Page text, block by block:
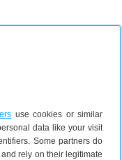
use cookies or similar
data like your visit
Some partners do
rely on their legitimate